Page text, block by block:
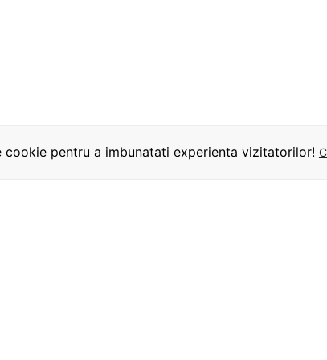
pentru a imbunatati experienta vizitatorilor!